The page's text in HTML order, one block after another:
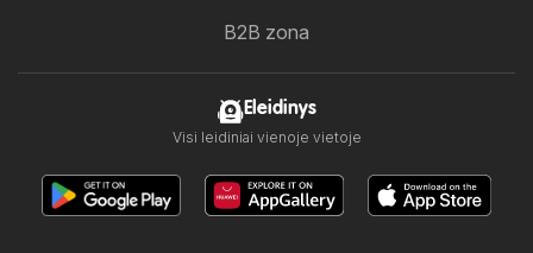
B2B zona
Eleidinys
Visi leidiniai vienoje vietoje